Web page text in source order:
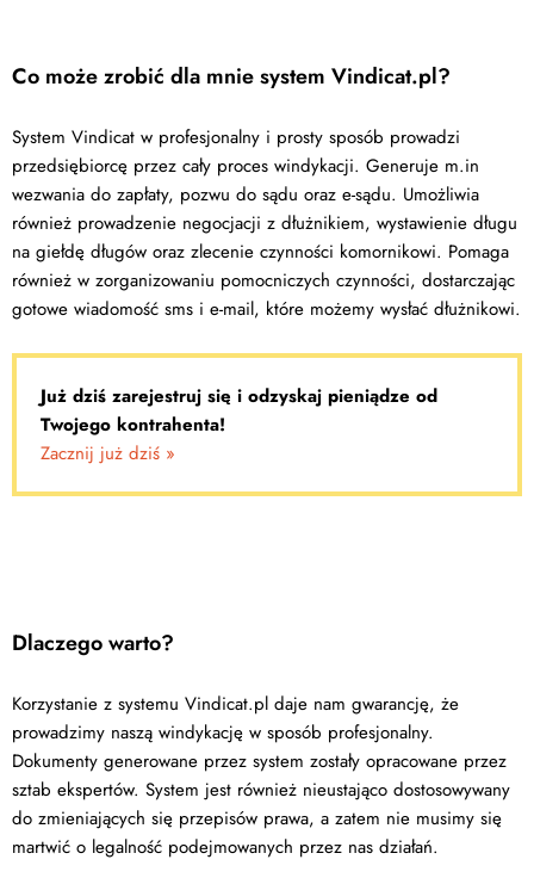
Co może zrobić dla mnie system Vindicat.pl?
System Vindicat w profesjonalny i prosty sposób prowadzi
przedsiębiorcę przez cały proces windykacji. Generuje m.in
wezwania do zapłaty, pozwu do sądu oraz e-sądu. Umożliwia
również prowadzenie negocjacji z dłużnikiem, wystawienie długu
na giełdę długów oraz zlecenie czynności komornikowi. Pomaga
również w zorganizowaniu pomocniczych czynności, dostarczając
gotowe wiadomość sms i e-mail, które możemy wysłać dłużnikowi.
Już dziś zarejestruj się i odzyskaj pieniądze od
Twojego kontrahenta!
Zacznij już dziś »
Dlaczego warto?
Korzystanie z systemu Vindicat.pl daje nam gwarancję, że
prowadzimy naszą windykację w sposób profesjonalny.
Dokumenty generowane przez system zostały opracowane przez
sztab ekspertów. System jest również nieustająco dostosowywany
do zmieniających się przepisów prawa, a zatem nie musimy się
martwić o legalność podejmowanych przez nas działań.